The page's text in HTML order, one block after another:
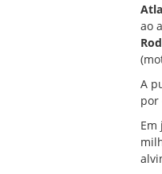
ao
A
por
Em